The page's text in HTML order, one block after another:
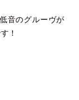
音のグルーヴが
！